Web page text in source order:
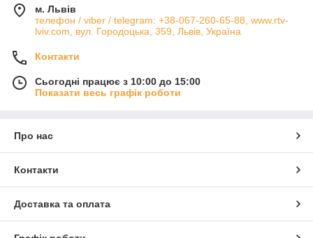
м. Львів
телефон / viber / telegram: +38-067-260-65-88, www.rtv-
lviv.com, вул. Городоцька, 359, Львів, Україна
Контакти
Сьогодні працює з 10:00 до 15:00
Показати весь графік роботи
Про нас
Контакти
Доставка та оплата